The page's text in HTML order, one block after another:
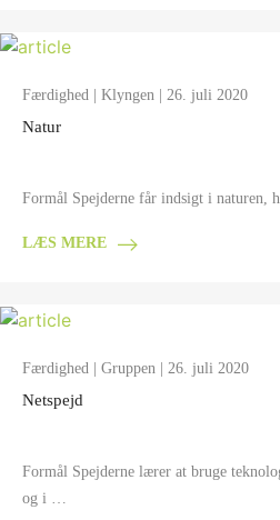
Færdighed Klyngen | 26. juli 2020
Natur
Formål Spejderne får indsigt i naturen,
LÆS MERE
Færdighed Gruppen | 26. juli 2020
Netspejd
Formål Spejderne lærer at bruge
og i …